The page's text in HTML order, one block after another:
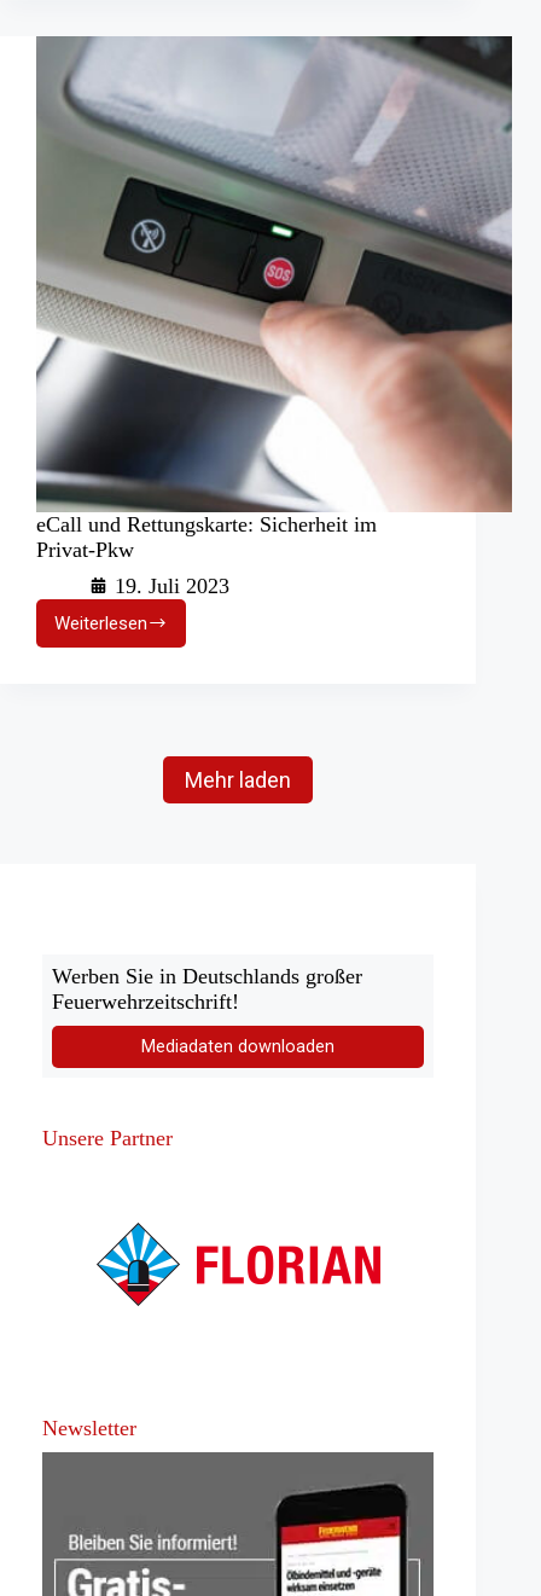
bei
eCall und Rettungskarte: Sicherheit im
Privat-Pkw
19. Juli 2023
Weiterlesen
eCall
und
Mehr laden
Werben Sie in Deutschlands großer
Feuerwehrzeitschrift!
Mediadaten downloaden
Unsere Partner
Newsletter